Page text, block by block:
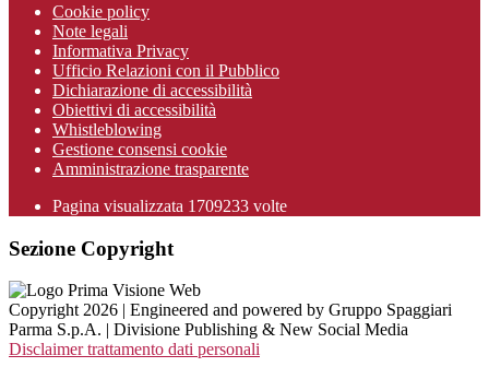
Cookie policy
Note legali
Informativa Privacy
Ufficio Relazioni con il Pubblico
Dichiarazione di accessibilità
Obiettivi di accessibilità
Whistleblowing
Gestione consensi cookie
Amministrazione trasparente
Pagina visualizzata 1709233 volte
Sezione Copyright
Copyright 2026 | Engineered and powered by Gruppo Spaggiari
Parma S.p.A. | Divisione Publishing & New Social Media
Disclaimer trattamento dati personali